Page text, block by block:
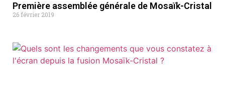
Première assemblée générale de Mosaïk-Cristal
26 février 2019